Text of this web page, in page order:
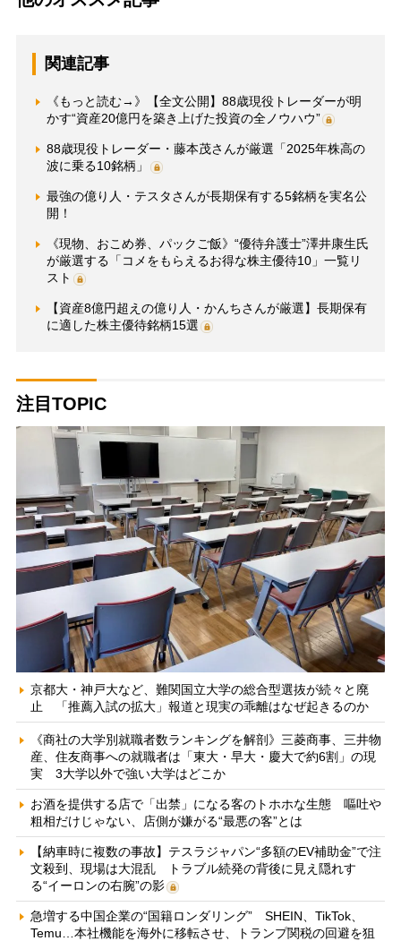
関連記事
《もっと読む→》【全文公開】88歳現役トレーダーが明
かす“資産20億円を築き上げた投資の全ノウハウ”
88歳現役トレーダー・藤本茂さんが厳選「2025年株高の
波に乗る10銘柄」
最強の億り人・テスタさんが長期保有する5銘柄を実名公
開！
《現物、おこめ券、パックご飯》“優待弁護士”澤井康生氏
が厳選する「コメをもらえるお得な株主優待10」一覧リ
スト
【資産8億円超えの億り人・かんちさんが厳選】長期保有
に適した株主優待銘柄15選
注目TOPIC
京都大・神戸大など、難関国立大学の総合型選抜が続々と廃
止 「推薦入試の拡大」報道と現実の乖離はなぜ起きるのか
《商社の大学別就職者数ランキングを解剖》三菱商事、三井物
産、住友商事への就職者は「東大・早大・慶大で約6割」の現
実 3大学以外で強い大学はどこか
お酒を提供する店で「出禁」になる客のトホホな生態 嘔吐や
粗相だけじゃない、店側が嫌がる“最悪の客”とは
【納車時に複数の事故】テスラジャパン“多額のEV補助金”で注
文殺到、現場は大混乱 トラブル続発の背後に見え隠れす
る“イーロンの右腕”の影
急増する中国企業の“国籍ロンダリング” SHEIN、TikTok、
Temu…本社機能を海外に移転させ、トランプ関税の回避を狙